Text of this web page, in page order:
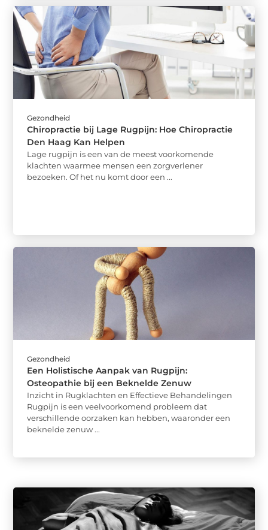
Gezondheid
Chiropractie bij Lage Rugpijn: Hoe Chiropractie
Den Haag Kan Helpen
Lage rugpijn is een van de meest voorkomende
klachten waarmee mensen een zorgverlener
bezoeken. Of het nu komt door een ...
Gezondheid
Een Holistische Aanpak van Rugpijn:
Osteopathie bij een Beknelde Zenuw
Inzicht in Rugklachten en Effectieve Behandelingen
Rugpijn is een veelvoorkomend probleem dat
verschillende oorzaken kan hebben, waaronder een
beknelde zenuw ...